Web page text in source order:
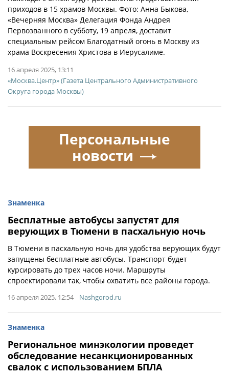
приходов в 15 храмов Москвы. Фото: Анна Быкова,
«Вечерняя Москва» Делегация Фонда Андрея
Первозванного в субботу, 19 апреля, доставит
специальным рейсом Благодатный огонь в Москву из
храма Воскресения Христова в Иерусалиме.
16 апреля 2025, 13:11
«Москва.Центр» (Газета Центрального Административного
Округа города Москвы)
Знаменка
Бесплатные автобусы запустят для
верующих в Тюмени в пасхальную ночь
В Тюмени в пасхальную ночь для удобства верующих будут
запущены бесплатные автобусы. Транспорт будет
курсировать до трех часов ночи. Маршруты
спроектировали так, чтобы охватить все районы города.
16 апреля 2025, 12:54 Nashgorod.ru
Знаменка
Региональное минэкологии проведет
обследование несанкционированных
свалок с использованием БПЛА
Персональные
новости